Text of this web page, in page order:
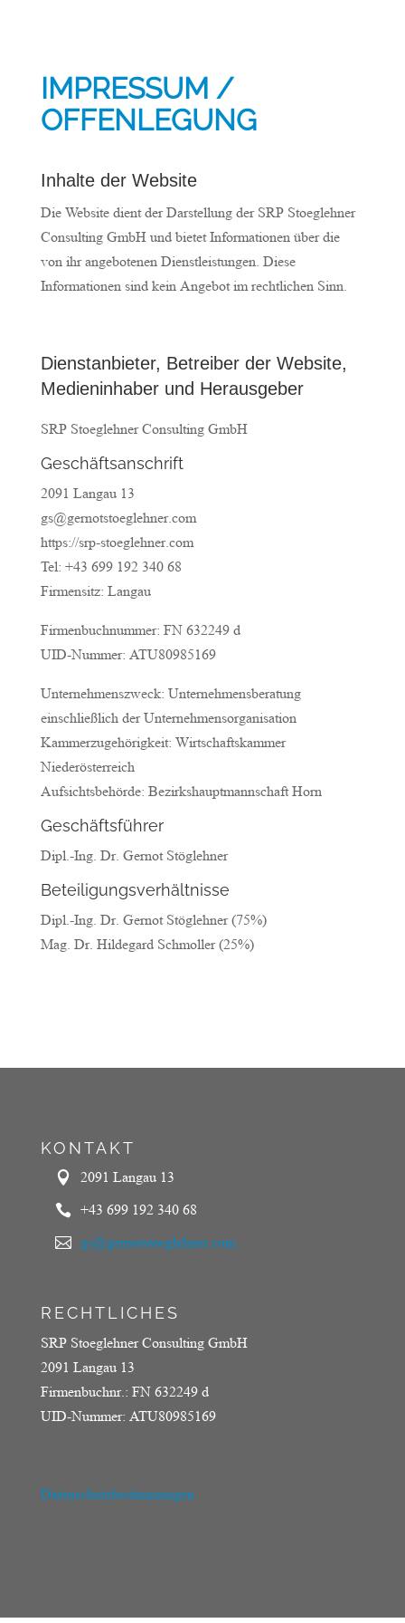
IMPRESSUM /
OFFENLEGUNG
Inhalte der Website
Die Website dient der Darstellung der SRP Stoeglehner
Consulting GmbH und bietet Informationen über die
von ihr angebotenen Dienstleistungen. Diese
Informationen sind kein Angebot im rechtlichen Sinn.
Dienstanbieter, Betreiber der Website,
Medieninhaber und Herausgeber
SRP Stoeglehner Consulting GmbH
Geschäftsanschrift
2091 Langau 13
gs@gernotstoeglehner.com
https://srp-stoeglehner.com
Tel: +43 699 192 340 68
Firmensitz: Langau
Firmenbuchnummer: FN 632249 d
UID-Nummer: ATU80985169
Unternehmenszweck: Unternehmensberatung
einschließlich der Unternehmensorganisation
Kammerzugehörigkeit: Wirtschaftskammer
Niederösterreich
Aufsichtsbehörde: Bezirkshauptmannschaft Horn
Geschäftsführer
Dipl.-Ing. Dr. Gernot Stöglehner
Beteiligungsverhältnisse
Dipl.-Ing. Dr. Gernot Stöglehner (75%)
Mag. Dr. Hildegard Schmoller (25%)
KONTAKT
 2091 Langau 13
 +43 699 192 340 68
 gs@gernotstoeglehner.com
RECHTLICHES
SRP Stoeglehner Consulting GmbH
2091 Langau 13
Firmenbuchnr.: FN 632249 d
UID-Nummer: ATU80985169
Datenschutzbestimmungen